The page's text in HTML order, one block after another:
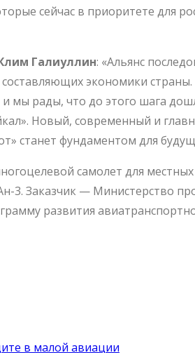
сейчас в приоритете для
Галиуллин: «Альянс
экономики
мы рады, что до этого шага
Новый, современный и
станет фундаментом для
самолет для
3. Заказчик — Министерство
развития
в малой авиации